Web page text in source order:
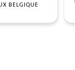
BELGIQUE